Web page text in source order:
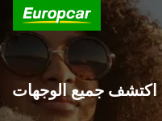
: اكتشف جميع الوجهات